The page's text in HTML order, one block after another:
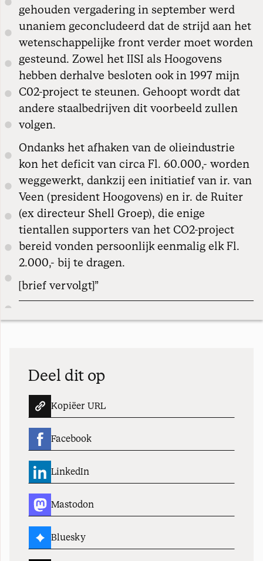
gehouden vergadering in september werd
unaniem geconcludeerd dat de strijd aan het
wetenschappelijke front verder moet worden
gesteund. Zowel het IISI als Hoogovens
hebben derhalve besloten ook in 1997 mijn
C02-project te steunen. Gehoopt wordt dat
andere staalbedrijven dit voorbeeld zullen
volgen.
Ondanks het afhaken van de olieindustrie
kon het deficit van circa Fl. 60.000,- worden
weggewerkt, dankzij een initiatief van ir. van
Veen (president Hoogovens) en ir. de Ruiter
(ex directeur Shell Groep), die enige
tientallen supporters van het CO2-project
bereid vonden persoonlijk eenmalig elk Fl.
2.000,- bij te dragen.
[brief vervolgt]”
Deel dit op
Kopiëer URL
Facebook
LinkedIn
Mastodon
Bluesky